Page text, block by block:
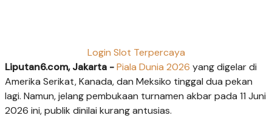
Login Slot Terpercaya
Liputan6.com, Jakarta -Piala Dunia 2026 yang digelar di
Amerika Serikat, Kanada, dan Meksiko tinggal dua pekan
lagi. Namun, jelang pembukaan turnamen akbar pada 11 Juni
2026 ini, publik dinilai kurang antusias.